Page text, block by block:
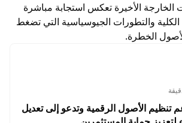
الخارجة الأخيرة تعكس استجابة مباشرة
الكلية والتطورات الجيوسياسية التي تضغط
الخطرة.
تنظيم الأصول الرقمية وتدعو إلى تعديل